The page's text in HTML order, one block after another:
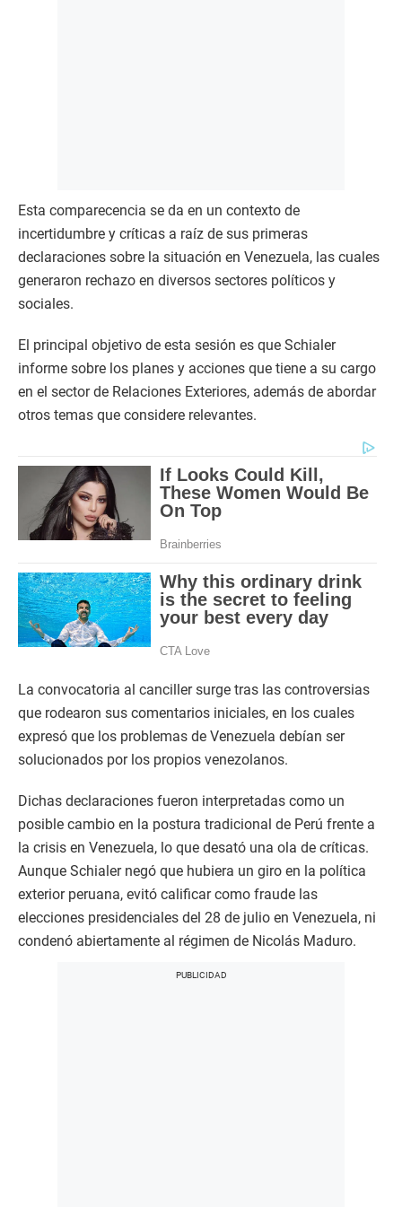
Esta comparecencia se da en un contexto de
incertidumbre y críticas a raíz de sus primeras
declaraciones sobre la situación en Venezuela, las cuales
generaron rechazo en diversos sectores políticos y
sociales.
El principal objetivo de esta sesión es que Schialer
informe sobre los planes y acciones que tiene a su cargo
en el sector de Relaciones Exteriores, además de abordar
otros temas que considere relevantes.
La convocatoria al canciller surge tras las controversias
que rodearon sus comentarios iniciales, en los cuales
expresó que los problemas de Venezuela debían ser
solucionados por los propios venezolanos.
Dichas declaraciones fueron interpretadas como un
posible cambio en la postura tradicional de Perú frente a
la crisis en Venezuela, lo que desató una ola de críticas.
Aunque Schialer negó que hubiera un giro en la política
exterior peruana, evitó calificar como fraude las
elecciones presidenciales del 28 de julio en Venezuela, ni
condenó abiertamente al régimen de Nicolás Maduro.